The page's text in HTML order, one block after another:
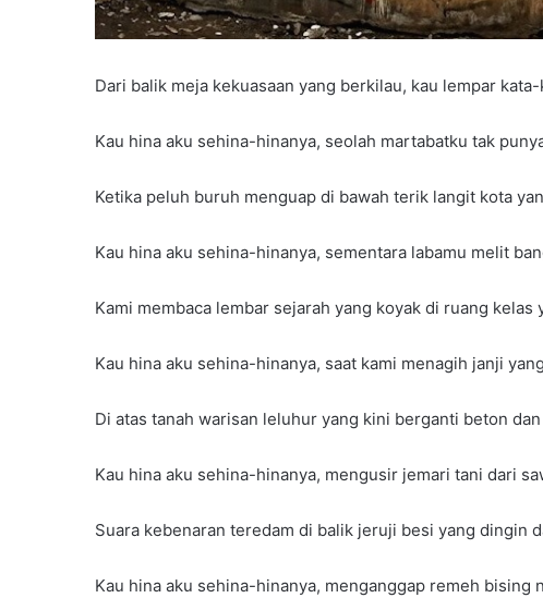
Dari balik meja kekuasaan yang berkilau, kau lempar
Kau hina aku sehina-hinanya, seolah martabatku tak
Ketika peluh buruh menguap di bawah terik langit kota
Kau hina aku sehina-hinanya, sementara labamu melit
Kami membaca lembar sejarah yang koyak di ruang kelas
Kau hina aku sehina-hinanya, saat kami menagih janji
Di atas tanah warisan leluhur yang kini berganti beton dan
Kau hina aku sehina-hinanya, mengusir jemari tani dari
Suara kebenaran teredam di balik jeruji besi yang dingin
Kau hina aku sehina-hinanya, menganggap remeh bising